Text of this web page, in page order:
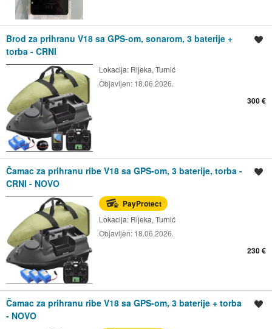
Brod za prihranu V18 sa GPS-om, sonarom, 3 baterije +
torba - CRNI
Lokacija: Rijeka, Turnić
Objavljen: 18.06.2026.
300 €
Čamac za prihranu ribe V18 sa GPS-om, 3 baterije, torba -
CRNI - NOVO
PayProtect
Lokacija: Rijeka, Turnić
Objavljen: 18.06.2026.
230 €
Čamac za prihranu ribe V18 sa GPS-om, 3 baterije + torba
- NOVO